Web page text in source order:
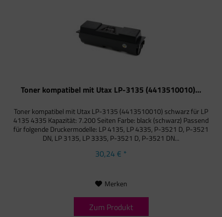
Toner kompatibel mit Utax LP-3135 (4413510010)...
Toner kompatibel mit Utax LP-3135 (4413510010) schwarz für LP
4135 4335 Kapazität: 7.200 Seiten Farbe: black (schwarz) Passend
für folgende Druckermodelle: LP 4135, LP 4335, P-3521 D, P-3521
DN, LP 3135, LP 3335, P-3521 D, P-3521 DN...
30,24 € *
Merken
Zum Produkt